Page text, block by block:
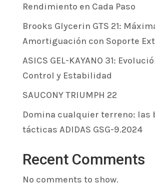
Rendimiento en Cada Paso
Brooks Glycerin GTS 21:
Amortiguación con Soporte
ASICS GEL-KAYANO 31:
Control y Estabilidad
SAUCONY TRIUMPH 22
Domina cualquier terreno: las
tácticas ADIDAS GSG-9.2024
Recent Comments
No comments to show.